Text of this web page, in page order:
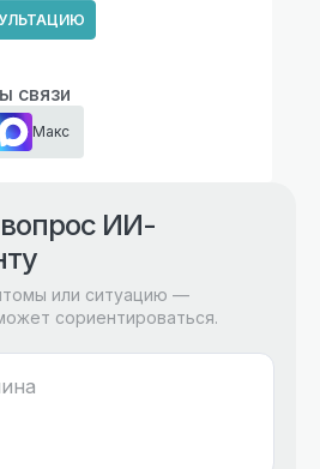
связи
Макс
ИИ-
или ситуацию —
сориентироваться.